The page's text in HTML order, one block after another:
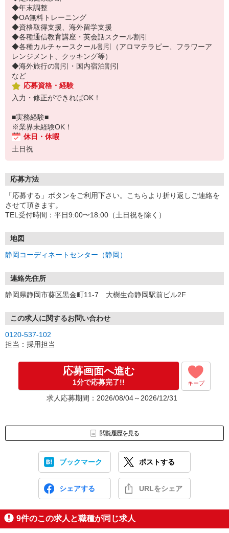
◆年末調整
◆OA無料トレーニング
◆資格取得支援、海外留学支援
◆各種通信教育講座・英会話スクール割引
◆各種カルチャースクール割引（アロマテラピー、フラワーア
レンジメント、クッキング等）
◆海外旅行の割引・国内宿泊割引
など
応募資格・経験
入力・修正ができればOK！
■実務経験■
※業界未経験OK！
休日・休暇
土日祝
応募方法
「応募する」ボタンをご利用下さい。こちらより折り返しご連絡を
させて頂きます。
TEL受付時間：平日9:00〜18:00（土日祝を除く）
地図
静岡コーディネートセンター（静岡）
連絡先住所
静岡県静岡市葵区黒金町11-7 大樹生命静岡駅前ビル2F
この求人に関するお問い合わせ
0120-537-102
担当：採用担当
応募画面へ進む
1分で応募完了!! キープ
求人応募期間：2026/08/04～2026/12/31
閲覧履歴を見る
ブックマーク ポストする
シェアする URLをシェア
9件のこの求人と職種が同じ求人